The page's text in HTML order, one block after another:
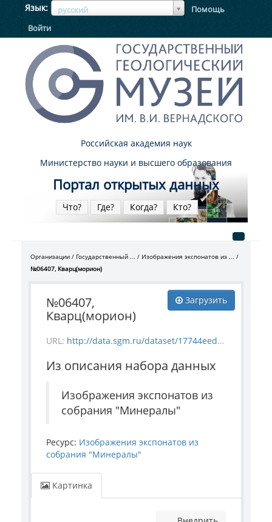
Язык русский
ЯзыкЯзык
Помощь
Войти
Российская академия наук
Министерство науки и высшего образования
Портал открытых данных
Что? Где? Когда? Кто?
Организации Государственный ...
Изображения экспонатов из ...
№06407, Кварц(морион)
Загрузить
№06407,
Кварц(морион)
URL: http://data.sgm.ru/dataset/17744eed-27fa-4a9a-bc72-4e657fa570af/resource/10d34d95-cef8-4012-882e-864b281505c4/download/mineral_6407.jpg
Из описания набора данных
Изображения экспонатов из
собрания "Минералы"
Ресурс: Изображения экспонатов из
собрания "Минералы"
Картинка